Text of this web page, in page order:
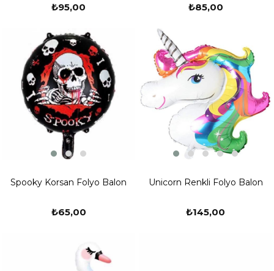
₺95,00 ₺85,00
Spooky Korsan Folyo Balon
₺65,00
Unicorn Renkli Folyo Balon
₺145,00